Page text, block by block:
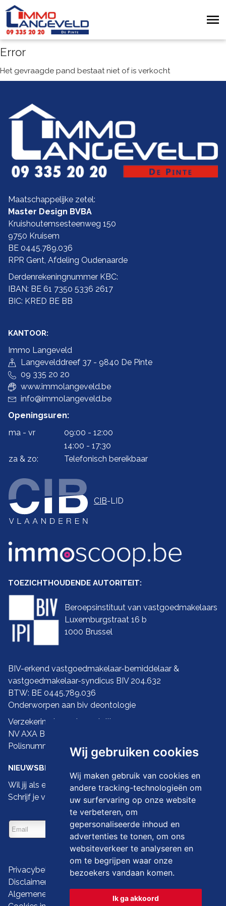
Wij gebruiken cookies
Wij maken gebruik van cookies en
andere tracking-technologieën om
uw surfervaring op onze website
te verbeteren, om
gepersonaliseerde inhoud en
advertenties te tonen, om ons
websiteverkeer te analyseren en
om te begrijpen waar onze
bezoekers vandaan komen.
Ik ga akkoord
Error
Het gevraagde pand bestaat niet of is verkocht
Maatschappelijke zetel:
Master Design BVBA
Kruishoutemsesteenweg 150
9750 Kruisem
BE 0445.789.036
RPR Gent, Afdeling Oudenaarde
Derdenrekeningnummer KBC:
IBAN: BE 61 7350 5336 2617
BIC: KRED BE BB
KANTOOR:
Immo Langeveld
Langevelddreef 37 - 9840 De Pinte
09 335 20 20
www.immolangeveld.be
info@immolangeveld.be
Openingsuren:
ma - vr
09:00 - 12:00
14:00 - 17:30
za & zo:
Telefonisch bereikbaar
CIB-LID
TOEZICHTHOUDENDE AUTORITEIT:
Beroepsinstituut van vastgoedmakelaars
Luxemburgstraat 16 b
1000 Brussel
BIV-erkend vastgoedmakelaar-bemiddelaar &
vastgoedmakelaar-syndicus BIV 204.632
BTW: BE 0445.789.036
Onderworpen aan biv deontologie
Verzekering ba en borgstelling:
NV AXA Belgium
Polisnummer 730.390.160
NIEUWSBRIEF
Wil jij als eerste de nieuwste droomwoningen zien?
Schrijf je vandaag dan in op onze nieuwsbrief
Privacybeleid
Disclaimer
Algemene gebruiksvoorwaarden